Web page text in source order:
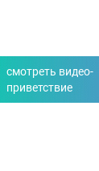
смотреть видео-
приветствие